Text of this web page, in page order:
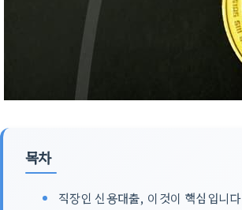
목차
직장인 신용대출, 이것이 핵심입니다